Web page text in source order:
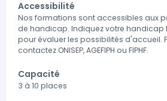
Accessibilité
Nos formations sont accessibles aux
de handicap. Indiquez votre handicap
pour évaluer les possibilités d'accueil.
contactez ONISEP, AGEFIPH ou FIPHF.
Capacité
3 à 10 places